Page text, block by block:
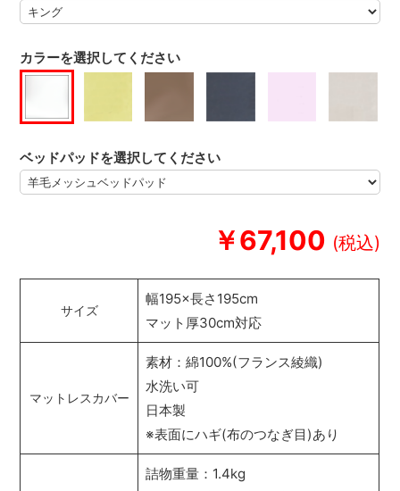
￥67,100
カラーを選択してください
ベッドパッドを選択してください
サイズ
幅195×長さ195cm
マット厚30cm対応
マットレスカバー
素材：綿100%(フランス綾織)
水洗い可
日本製
※表面にハギ(布のつなぎ目)あり
詰物重量：1.4kg